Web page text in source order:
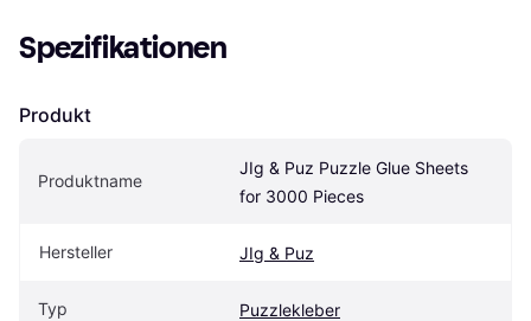
Spezifikationen
Produkt
Produktname
JIg & Puz Puzzle Glue Sheets
for 3000 Pieces
Hersteller JIg & Puz
Typ Puzzlekleber